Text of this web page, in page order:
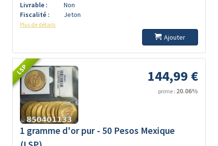
Livrable :
Non
Fiscalité :
Jeton
Plus de détails
Ajouter
LSP 144,99 €
prime : 20.06%
1 gramme d'or pur - 50 Pesos Mexique